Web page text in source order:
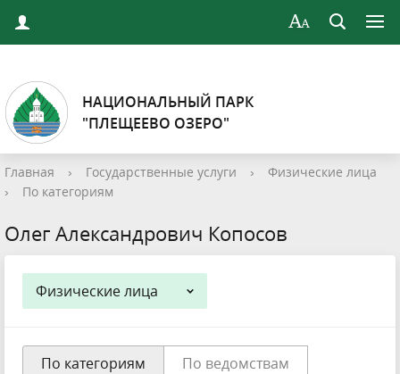
НАЦИОНАЛЬНЫЙ ПАРК
"ПЛЕЩЕЕВО ОЗЕРО"
Главная › Государственные услуги ›
Физические лица
›
По категориям
Олег Александрович Копосов
Физические лица
По категориям
По ведомствам